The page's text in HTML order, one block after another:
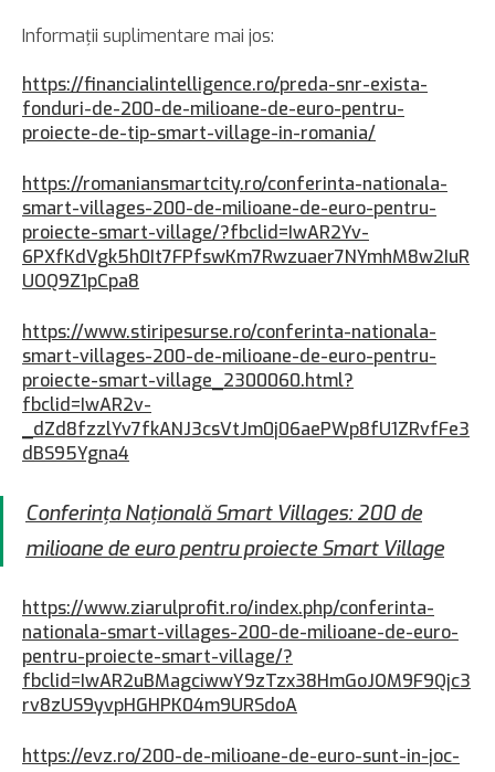
Informaţii suplimentare mai jos:
https://financialintelligence.ro/preda-snr-exista-
fonduri-de-200-de-milioane-de-euro-pentru-
proiecte-de-tip-smart-village-in-romania/
https://romaniansmartcity.ro/conferinta-nationala-
smart-villages-200-de-milioane-de-euro-pentru-
proiecte-smart-village/?fbclid=IwAR2Yv-
6PXfKdVgk5h0It7FPfswKm7Rwzuaer7NYmhM8w2IuR
UOQ9Z1pCpa8
https://www.stiripesurse.ro/conferinta-nationala-
smart-villages-200-de-milioane-de-euro-pentru-
proiecte-smart-village_2300060.html?
fbclid=IwAR2v-
_dZd8fzzlYv7fkANJ3csVtJm0j06aePWp8fU1ZRvfFe3
dBS95Ygna4
Conferința Națională Smart Villages: 200 de
milioane de euro pentru proiecte Smart Village
https://www.ziarulprofit.ro/index.php/conferinta-
nationala-smart-villages-200-de-milioane-de-euro-
pentru-proiecte-smart-village/?
fbclid=IwAR2uBMagciwwY9zTzx38HmGoJOM9F9Qjc3
rv8zUS9yvpHGHPK04m9URSdoA
https://evz.ro/200-de-milioane-de-euro-sunt-in-joc-